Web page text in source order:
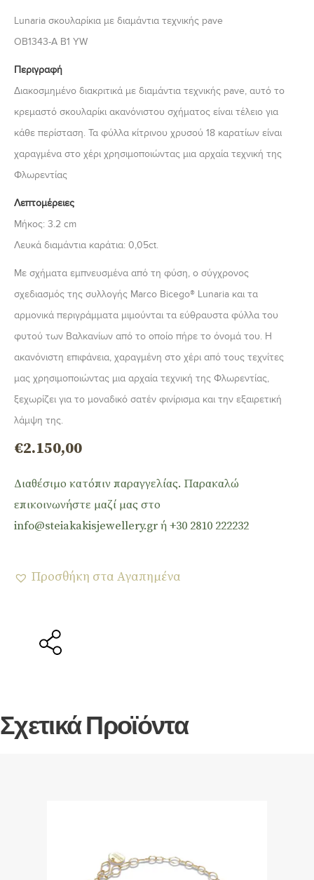
Lunaria σκουλαρίκια με διαμάντια τεχνικής pave
OB1343-A B1 YW
Περιγραφή
Διακοσμημένο διακριτικά με διαμάντια τεχνικής pave, αυτό το
κρεμαστό σκουλαρίκι ακανόνιστου σχήματος είναι τέλειο για
κάθε περίσταση. Τα φύλλα κίτρινου χρυσού 18 καρατίων είναι
χαραγμένα στο χέρι χρησιμοποιώντας μια αρχαία τεχνική της
Φλωρεντίας
Λεπτομέρειες
Μήκος: 3.2 cm
Λευκά διαμάντια καράτια: 0,05ct.
Με σχήματα εμπνευσμένα από τη φύση, ο σύγχρονος
σχεδιασμός της συλλογής Marco Bicego® Lunaria και τα
αρμονικά περιγράμματα μιμούνται τα εύθραυστα φύλλα του
φυτού των Βαλκανίων από το οποίο πήρε το όνομά του. Η
ακανόνιστη επιφάνεια, χαραγμένη στο χέρι από τους τεχνίτες
μας χρησιμοποιώντας μια αρχαία τεχνική της Φλωρεντίας,
ξεχωρίζει για το μοναδικό σατέν φινίρισμα και την εξαιρετική
λάμψη της.
€2.150,00
Διαθέσιμο κατόπιν παραγγελίας. Παρακαλώ
επικοινωνήστε μαζί μας στο
info@steiakakisjewellery.gr ή +30 2810 222232
Προσθήκη στα Αγαπημένα
Σχετικά Προϊόντα